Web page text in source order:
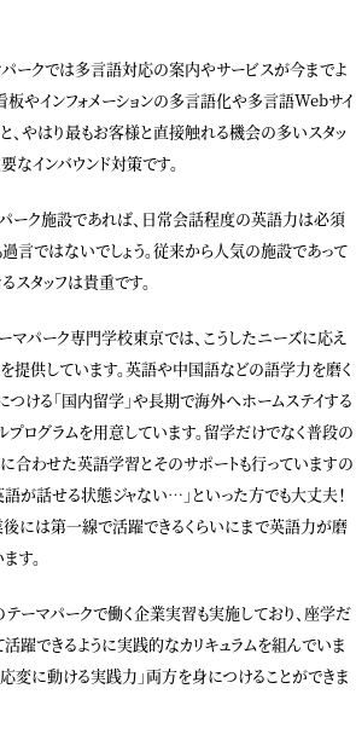
ークでは多言語対応の案内やサービスが今までよ
板やインフォメーションの多言語化や多言語Webサイ
、やはり最もお客様と直接触れる機会の多いスタッ
インバウンド対策です。
ーク施設であれば、日常会話程度の英語力は必須
言ではないでしょう。従来から人気の施設であって
スタッフは貴重です。
ーマパーク専門学校東京では、こうしたニーズに応え
提供しています。英語や中国語などの語学力を磨く
ける「国内留学」や長期で海外へホームステイする
プログラムを用意しています。留学だけでなく普段の
合わせた英語学習とそのサポートも行っていますの
語が話せる状態ジャない…」といった方でも大丈夫！
には第一線で活躍できるくらいにまで英語力が磨
す。
ーマパークで働く企業実習も実施しており、座学だ
躍できるように実践的なカリキュラムを組んでいま
応変に動ける実践力」両方を身につけることができま